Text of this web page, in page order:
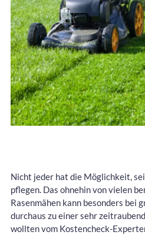
Nicht jeder hat die Möglichkeit,
pflegen. Das ohnehin von vielen
Rasenmähen kann besonders bei
durchaus zu einer sehr
wollten vom Kostencheck-